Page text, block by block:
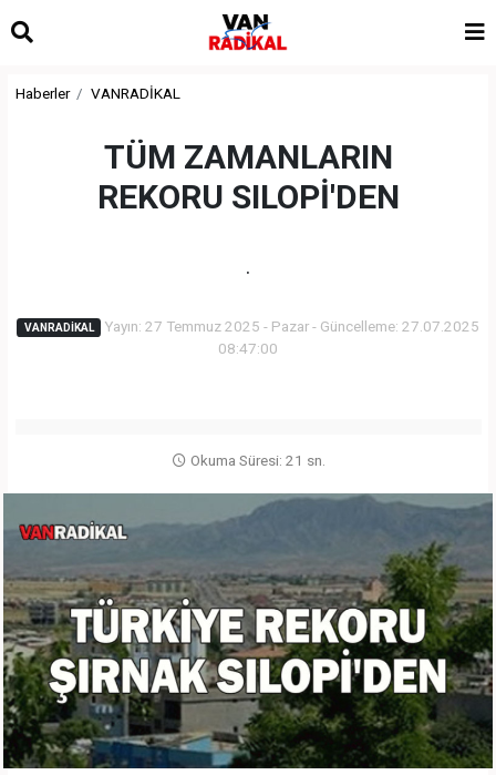
Haberler VANRADİKAL
TÜM ZAMANLARIN
REKORU SILOPİ'DEN
.
VANRADİKAL
Yayın: 27 Temmuz 2025 - Pazar - Güncelleme: 27.07.2025
08:47:00
Okuma Süresi: 21 sn.